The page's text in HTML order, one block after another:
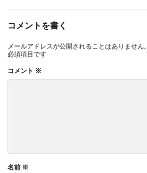
コメントを書く
メールアドレスが公開されることはありません。
必須項目です
コメント ※
名前 ※